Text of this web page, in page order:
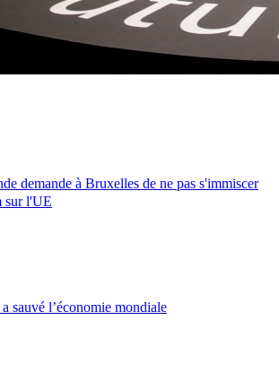
demande à Bruxelles de ne pas s'immiscer
sur l'UE
sauvé l’économie mondiale